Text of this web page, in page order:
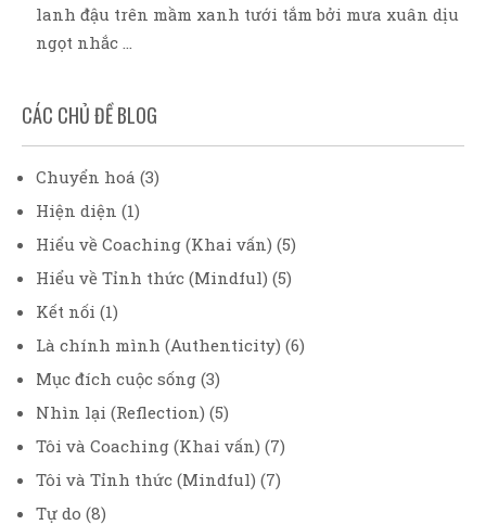
lanh đậu trên mầm xanh tưới tắm bởi mưa xuân dịu
ngọt nhắc ...
CÁC CHỦ ĐỀ BLOG
Chuyển hoá (3)
Hiện diện (1)
Hiểu về Coaching (Khai vấn) (5)
Hiểu về Tỉnh thức (Mindful) (5)
Kết nối (1)
Là chính mình (Authenticity) (6)
Mục đích cuộc sống (3)
Nhìn lại (Reflection) (5)
Tôi và Coaching (Khai vấn) (7)
Tôi và Tỉnh thức (Mindful) (7)
Tự do (8)